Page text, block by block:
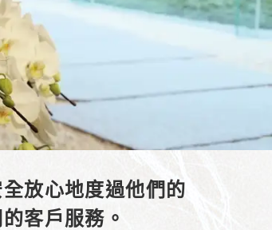
放心地度過他們的
客戶服務。